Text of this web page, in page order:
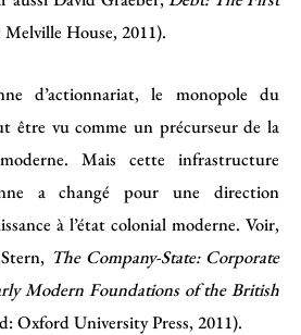
House, 2011).
d’actionnariat, le monopole du
être vu comme un précurseur de la
Mais cette infrastructure
a changé pour une direction
à l’état colonial moderne. Voir,
The Company-State: Corporate
Modern Foundations of the British
Oxford University Press, 2011).